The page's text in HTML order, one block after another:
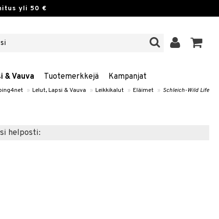
yli 50 €
& Vauva Tuotemerkkejä Kampanjat
» Lelut, Lapsi & Vauva » Leikkikalut » Eläimet » Schleich-Wild Life
helposti: